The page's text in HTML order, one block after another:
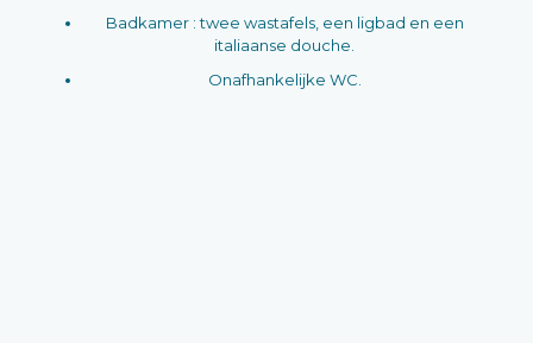
Badkamer : twee wastafels, een ligbad en een
italiaanse douche.
Onafhankelijke WC.